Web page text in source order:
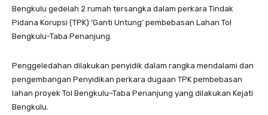
Bengkulu gedelah 2 rumah tersangka dalam perkara Tindak
Pidana Korupsi (TPK) ‘Ganti Untung’ pembebasan Lahan Tol
Bengkulu-Taba Penanjung.
Penggeledahan dilakukan penyidik dalam rangka mendalami dan
pengembangan Penyidikan perkara dugaan TPK pembebasan
lahan proyek Tol Bengkulu–Taba Penanjung yang dilakukan Kejati
Bengkulu.